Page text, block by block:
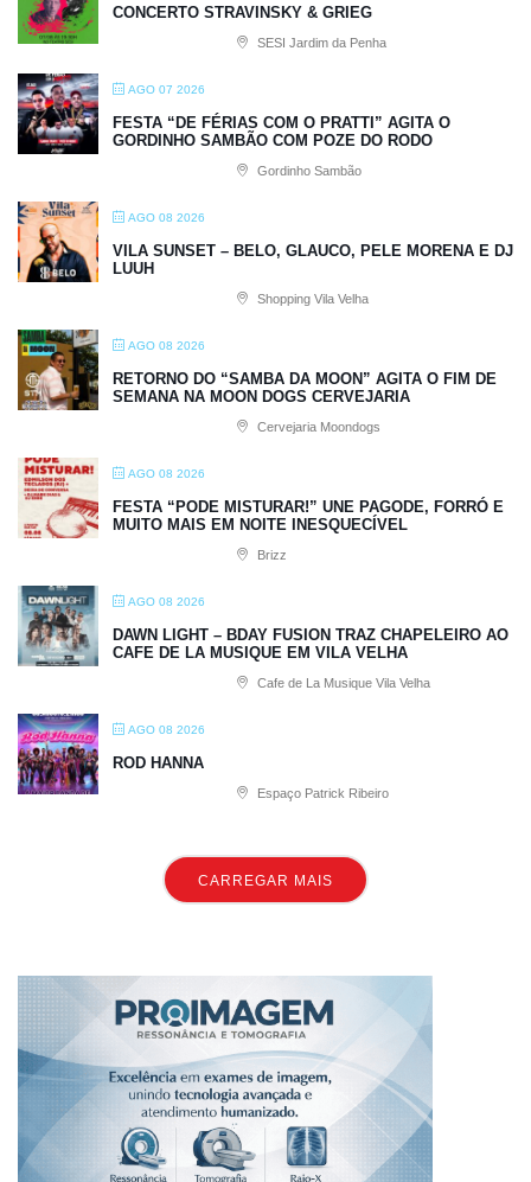
CONCERTO STRAVINSKY & GRIEG
SESI Jardim da Penha
AGO 07 2026
FESTA “DE FÉRIAS COM O PRATTI” AGITA O
GORDINHO SAMBÃO COM POZE DO RODO
Gordinho Sambão
AGO 08 2026
VILA SUNSET – BELO, GLAUCO, PELE MORENA E DJ
LUUH
Shopping Vila Velha
AGO 08 2026
RETORNO DO “SAMBA DA MOON” AGITA O FIM DE
SEMANA NA MOON DOGS CERVEJARIA
Cervejaria Moondogs
AGO 08 2026
FESTA “PODE MISTURAR!” UNE PAGODE, FORRÓ E
MUITO MAIS EM NOITE INESQUECÍVEL
Brizz
AGO 08 2026
DAWN LIGHT – BDAY FUSION TRAZ CHAPELEIRO AO
CAFE DE LA MUSIQUE EM VILA VELHA
Cafe de La Musique Vila Velha
AGO 08 2026
ROD HANNA
Espaço Patrick Ribeiro
CARREGAR MAIS